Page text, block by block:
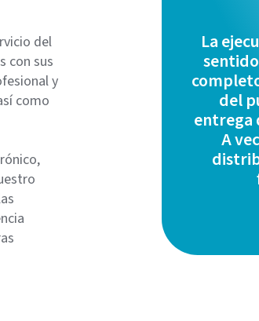
del
con sus
y
como
La
del
entrega
A